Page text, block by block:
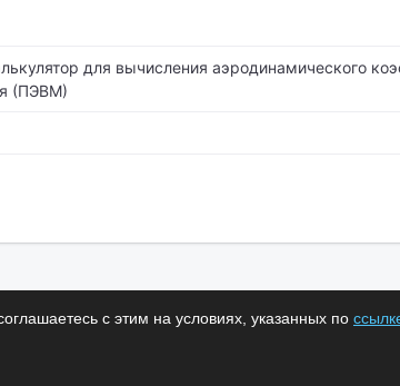
для вычисления аэродинамического
(ПЭВМ)
с этим на условиях, указанных по